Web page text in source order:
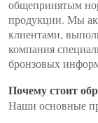
общепринятым
продукции. Мы
клиентами,
компания
бронзовых
Почему стоит
Наши основные